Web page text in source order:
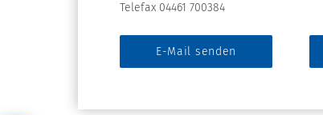
Telefax 04461 700384
E-Mail senden